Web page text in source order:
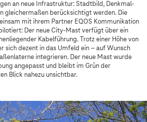
an neue Infrastruktur: Stadtbild, Denkmal-
gleichermaßen berücksichtigt werden. Die
mit ihrem Partner EQOS Kommunikation
Der neue City-Mast verfügt über ein
Kabelführung. Trotz einer Höhe von
sich dezent in das Umfeld ein – auf Wunsch
integrieren. Der neue Mast wurde
angepasst und bleibt im Grün der
Blick nahezu unsichtbar.